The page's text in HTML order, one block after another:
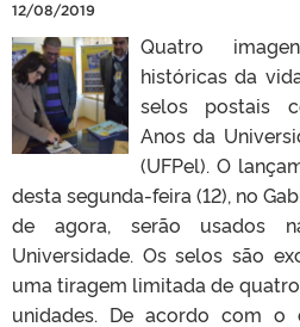
12/08/2019
Quatro
históricas da
selos postais
Anos da
(UFPel). O
desta segunda-feira (12), no
de agora, serão usados
Universidade. Os selos são
uma tiragem limitada de
unidades. De acordo com o